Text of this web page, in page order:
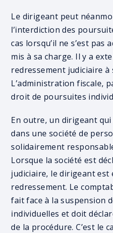
Le dirigeant peut
l’interdiction des
cas lorsqu’il ne s’est pas
mis à sa charge. Il y a
redressement judiciaire à
L’administration fiscale,
droit de poursuites
En outre, un dirigeant
dans une société de
solidairement
Lorsque la société est
judiciaire, le dirigeant est
redressement. Le
fait face à la suspension
individuelles et doit
de la procédure. C’est le